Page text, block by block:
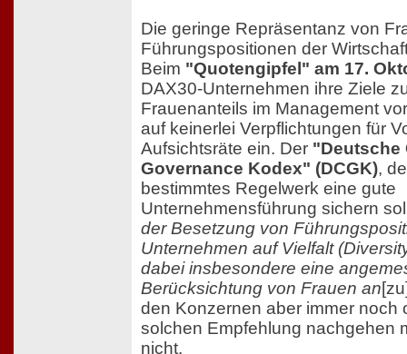
Die geringe Repräsentanz von
Führungspositionen der
Beim "Quotengipfel" am 17.
DAX30-Unternehmen ihre Ziele
Frauenanteils im Management
auf keinerlei Verpflichtungen für
Aufsichtsräte ein. Der "Deutsche
Governance Kodex" (DCGK),
bestimmtes Regelwerk eine gute
Unternehmensführung sichern
der Besetzung von
Unternehmen auf Vielfalt
dabei insbesondere eine
Berücksichtung von Frauen an
den Konzernen aber immer noch
solchen Empfehlung nachgehen
nicht.